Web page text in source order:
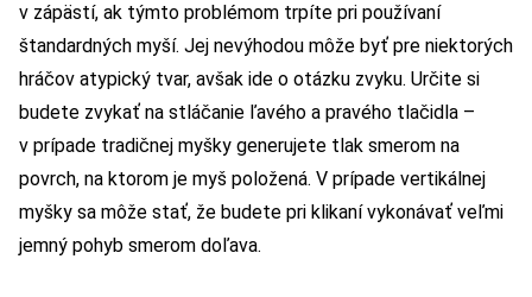
v zápästí, ak týmto problémom trpíte pri používaní
štandardných myší. Jej nevýhodou môže byť pre niektorých
hráčov atypický tvar, avšak ide o otázku zvyku. Určite si
budete zvykať na stláčanie ľavého a pravého tlačidla –
v prípade tradičnej myšky generujete tlak smerom na
povrch, na ktorom je myš položená. V prípade vertikálnej
myšky sa môže stať, že budete pri klikaní vykonávať veľmi
jemný pohyb smerom doľava.